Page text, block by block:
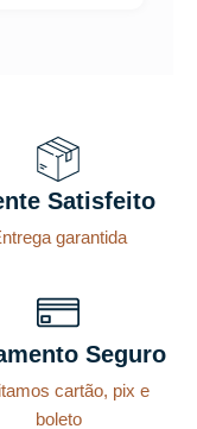
Satisfeito
garantida
Seguro
cartão, pix e
boleto